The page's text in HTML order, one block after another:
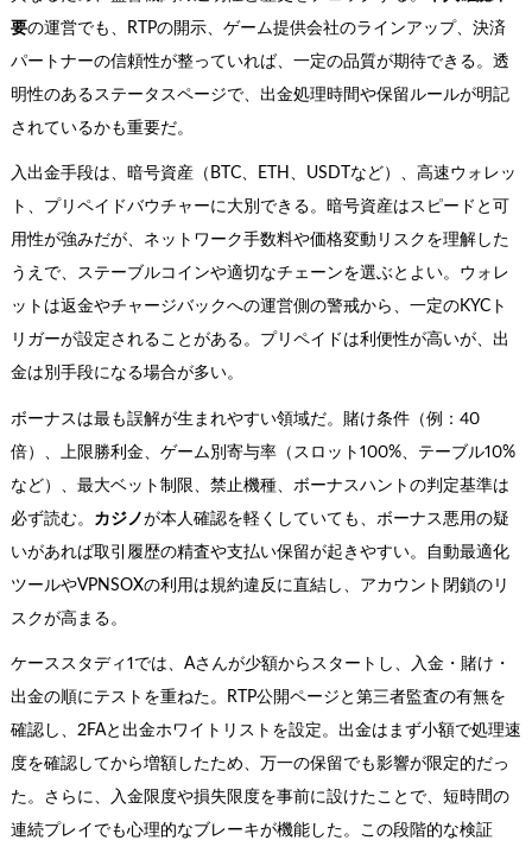
要の運営でも、RTPの開示、ゲーム提供会社のラインアップ、決済
パートナーの信頼性が整っていれば、一定の品質が期待できる。透
明性のあるステータスページで、出金処理時間や保留ルールが明記
されているかも重要だ。
入出金手段は、暗号資産（BTC、ETH、USDTなど）、高速ウォレッ
ト、プリペイドバウチャーに大別できる。暗号資産はスピードと可
用性が強みだが、ネットワーク手数料や価格変動リスクを理解した
うえで、ステーブルコインや適切なチェーンを選ぶとよい。ウォレ
ットは返金やチャージバックへの運営側の警戒から、一定のKYCト
リガーが設定されることがある。プリペイドは利便性が高いが、出
金は別手段になる場合が多い。
ボーナスは最も誤解が生まれやすい領域だ。賭け条件（例：40
倍）、上限勝利金、ゲーム別寄与率（スロット100%、テーブル10%
など）、最大ベット制限、禁止機種、ボーナスハントの判定基準は
必ず読む。 カジノが本人確認を軽くしていても、ボーナス悪用の疑
いがあれば取引履歴の精査や支払い保留が起きやすい。自動最適化
ツールやVPNSOXの利用は規約違反に直結し、アカウント閉鎖のリ
スクが高まる。
ケーススタディ1では、Aさんが少額からスタートし、入金・賭け・
出金の順にテストを重ねた。RTP公開ページと第三者監査の有無を
確認し、2FAと出金ホワイトリストを設定。出金はまず小額で処理速
度を確認してから増額したため、万一の保留でも影響が限定的だっ
た。さらに、入金限度や損失限度を事前に設けたことで、短時間の
連続プレイでも心理的なブレーキが機能した。この段階的な検証